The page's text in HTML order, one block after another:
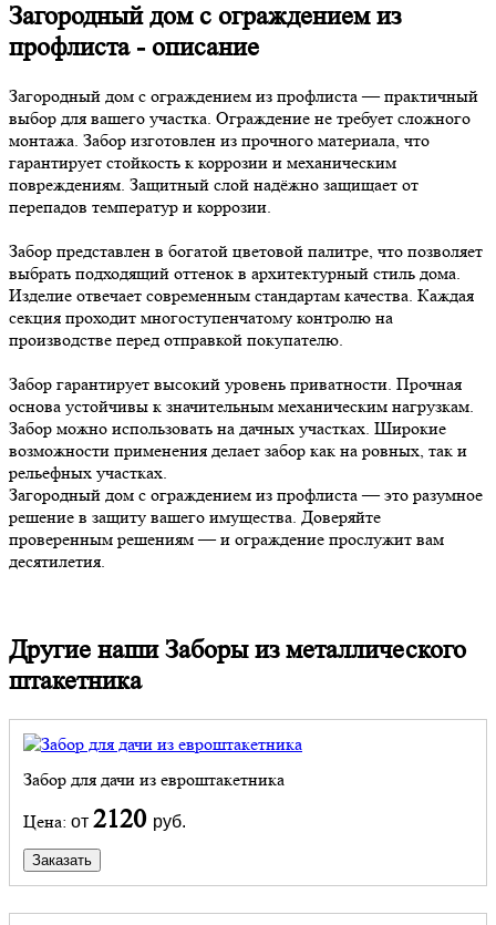
Загородный дом с ограждением из
профлиста - описание
Загородный дом с ограждением из профлиста — практичный
выбор для вашего участка. Ограждение не требует сложного
монтажа. Забор изготовлен из прочного материала, что
гарантирует стойкость к коррозии и механическим
повреждениям. Защитный слой надёжно защищает от
перепадов температур и коррозии.
Забор представлен в богатой цветовой палитре, что позволяет
выбрать подходящий оттенок в архитектурный стиль дома.
Изделие отвечает современным стандартам качества. Каждая
секция проходит многоступенчатому контролю на
производстве перед отправкой покупателю.
Забор гарантирует высокий уровень приватности. Прочная
основа устойчивы к значительным механическим нагрузкам.
Забор можно использовать на дачных участках. Широкие
возможности применения делает забор как на ровных, так и
рельефных участках.
Загородный дом с ограждением из профлиста — это разумное
решение в защиту вашего имущества. Доверяйте
проверенным решениям — и ограждение прослужит вам
десятилетия.
Другие наши Заборы из металлического
штакетника
Забор для дачи из евроштакетника
Цена: от 2120 руб.
Заказать